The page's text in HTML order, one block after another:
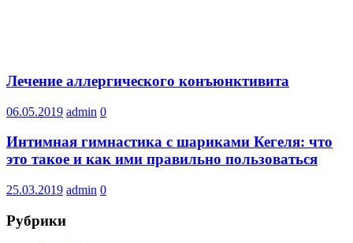
Лечение аллергического конъюнктивита
06.05.2019 admin 0
Интимная гимнастика с шариками Кегеля: что
это такое и как ими правильно пользоваться
25.03.2019 admin 0
Рубрики